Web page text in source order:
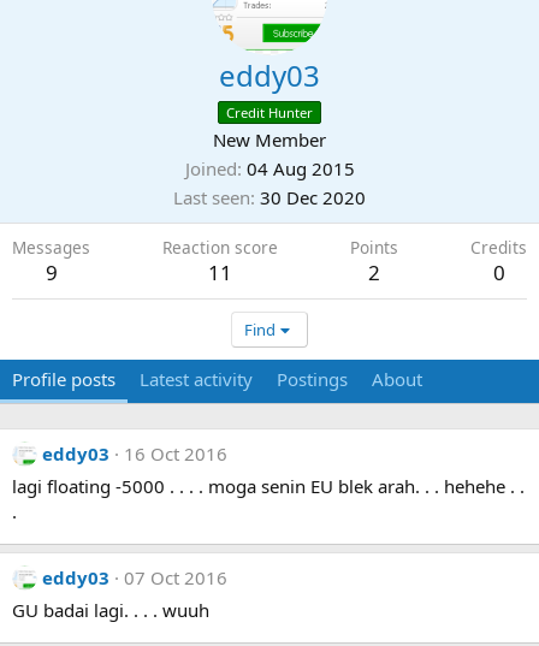
eddy03
Credit Hunter
New Member
Joined 04 Aug 2015
Last seen 30 Dec 2020
Messages
9
Reaction score
11
Points
2
Credits
0
Find
Profile posts Latest activity Postings About
eddy03
16 Oct 2016
lagi floating -5000 . . . . moga senin EU blek arah. . . hehehe . .
.
eddy03
07 Oct 2016
GU badai lagi. . . . wuuh